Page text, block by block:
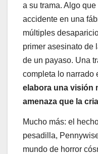
a su trama. Algo
accidente en una
múltiples
primer asesinato de
de un payaso. Una
completa lo narrado
elabora una visión
amenaza que la
Mucho más: el
pesadilla,
mundo de horror